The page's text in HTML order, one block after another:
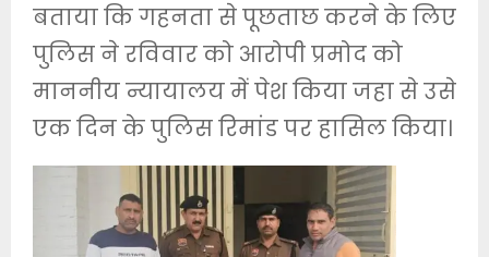
बताया कि गहनता से पूछताछ करने के लिए
पुलिस ने रविवार को आरोपी प्रमोद को
माननीय न्यायालय में पेश किया जहा से उसे
एक दिन के पुलिस रिमांड पर हासिल किया।